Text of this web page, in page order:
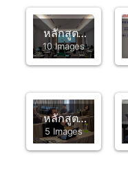
ฟุตพริ้นท์
ของ
องค์กร
(CFO)
หลักสูตร
AI สำหรับ
องค์กร
รุ่น 2
10 Images
หลักสูตร
Mini
MBA in
5 Images